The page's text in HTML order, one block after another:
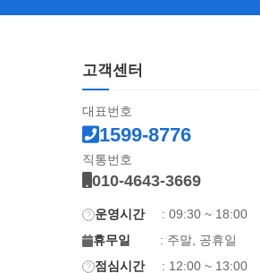
고객센터
대표번호
1599-8776
직통번호
010-4643-3669
운영시간
: 09:30 ~ 18:00
휴무일
: 주말, 공휴일
점심시간
: 12:00 ~ 13:00